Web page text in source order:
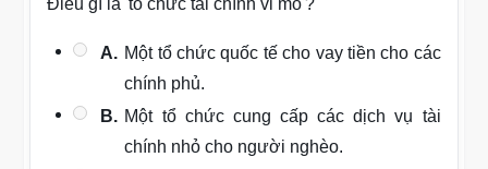
Điều gì là 'tổ chức tài chính vi mô'?
A. Một tổ chức quốc tế cho vay tiền cho các
chính phủ.
B. Một tổ chức cung cấp các dịch vụ tài
chính nhỏ cho người nghèo.